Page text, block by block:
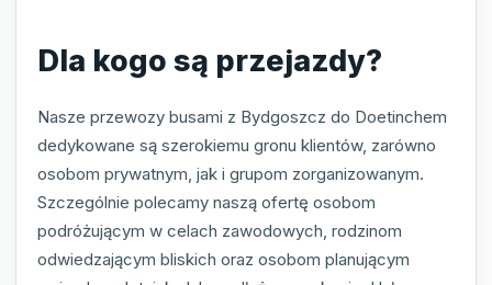
Dla kogo są przejazdy?
Nasze przewozy busami z Bydgoszcz do Doetinchem
dedykowane są szerokiemu gronu klientów, zarówno
osobom prywatnym, jak i grupom zorganizowanym.
Szczególnie polecamy naszą ofertę osobom
podróżującym w celach zawodowych, rodzinom
odwiedzającym bliskich oraz osobom planującym